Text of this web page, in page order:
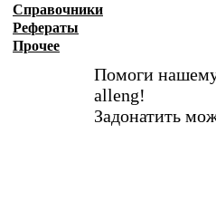
Справочники
Рефераты
Прочее
Помоги
alleng!
Задонатить